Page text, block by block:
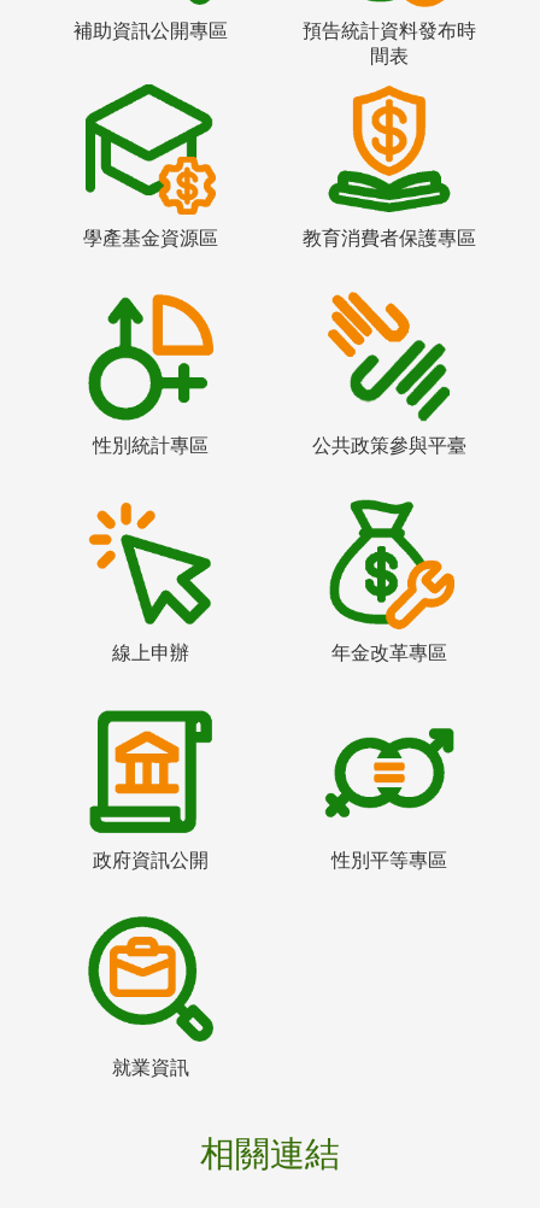
補助資訊公開專區
預告統計資料發布時
間表
學產基金資源區 教育消費者保護專區
性別統計專區 公共政策參與平臺
線上申辦 年金改革專區
政府資訊公開 性別平等專區
就業資訊
相關連結